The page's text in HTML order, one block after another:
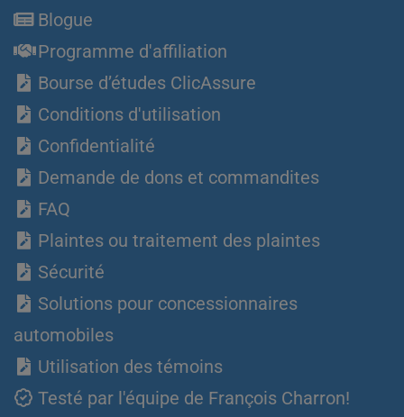
Blogue
Programme d'affiliation
Bourse d’études ClicAssure
Conditions d'utilisation
Confidentialité
Demande de dons et commandites
FAQ
Plaintes ou traitement des plaintes
Sécurité
Solutions pour concessionnaires
automobiles
Utilisation des témoins
Testé par l'équipe de François Charron!